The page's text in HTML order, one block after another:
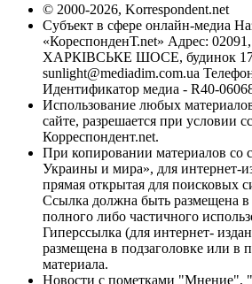
© 2000-2026, Korrespondent.net
Субъект в сфере онлайн-медиа
«КореспонденТ.net» Адрес: 02091,
ХАРКІВСЬКЕ ШОСЕ, будинок
sunlight@mediadim.com.ua
Идентификатор медиа - R40-
Использование любых
сайте, разрешается при условии
Корреспондент.net.
При копировании материалов со
Украины и мира», для интернет-
прямая открытая для поисковых
Ссылка должна быть размещена в
полного либо частичного
Гиперссылка (для интернет-
размещена в подзаголовке или в
материала.
Новости с пометками "Мнение",